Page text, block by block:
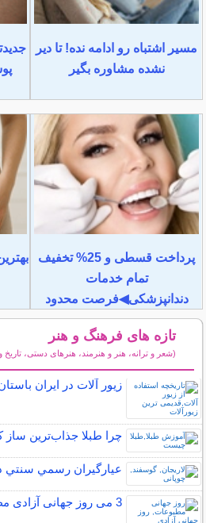
مسیر اشتباه رو ادامه نده! تا دیر
نشده مشاوره بگیر
پرداخت قسطی و 25% تخفیف
تمام خدمات
دندانپزشکی◀فرصت محدود
تازه های فرهنگ و هنر
(شعر و ترانه، هنر و هنرمند، هنرهای دستی، تاریخ
زیور آلات در ایران
چرا طبلا جذاب‌ترین
عيارگيران رسمي سنتي
3 می روز جهانی آزادی مطبوعات